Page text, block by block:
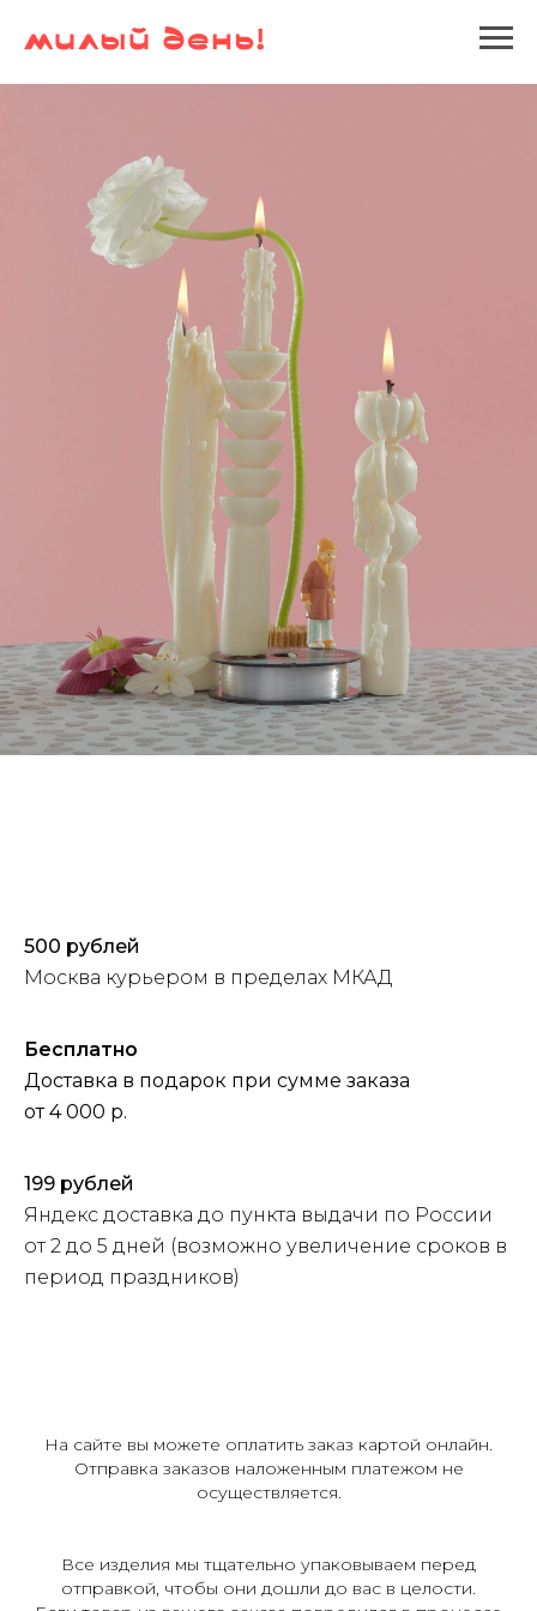
Оплата и доставка
500 рублей
Москва курьером в пределах МКАД
Бесплатно
Доставка в подарок при сумме заказа
от 4 000 р.
199 рублей
Яндекс доставка до пункта выдачи по России
от 2 до 5 дней (возможно увеличение сроков в
период праздников)
На сайте вы можете оплатить заказ картой онлайн.
Отправка заказов наложенным платежом не
осуществляется.
Все изделия мы тщательно упаковываем перед
отправкой, чтобы они дошли до вас в целости.